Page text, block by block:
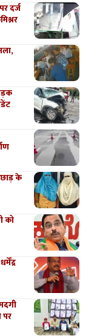
दर्ज
के
को
पर